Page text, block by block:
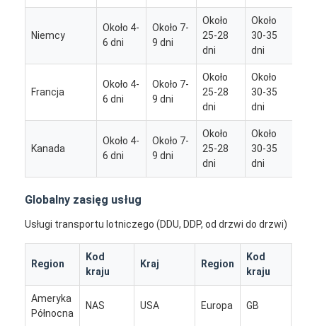
Niemcy
Około 4-
6 dni
Około 7-
9 dni
Około
25-28
dni
Około
30-35
dni
Francja
Około 4-
6 dni
Około 7-
9 dni
Około
25-28
dni
Około
30-35
dni
Kanada
Około 4-
6 dni
Około 7-
9 dni
Około
25-28
dni
Około
30-35
dni
Globalny zasięg usług
Usługi transportu lotniczego (DDU, DDP, od drzwi do drzwi)
Region
Kod
kraju
Kraj Region
Kod
kraju
Ameryka
Północna
NAS USA Europa GB